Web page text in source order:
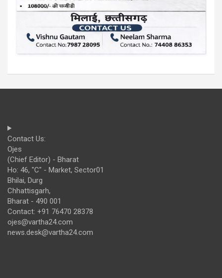
Contact Us:
Ojes
(Chief Editor) - Bharat
Ho: 46, "C" - Market, Sector01
Bhilai, Durg
Chhattisgarh,
Bharat - 490 001
Contact: +91 76470 28378
ojes@vartha24.com
news.desk@vartha24.com